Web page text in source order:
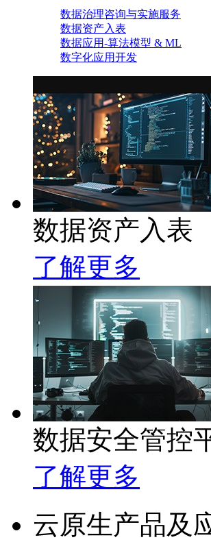
数据治理咨询与实施服务
数据资产入表
数据应用-算法模型 & ML
数字化应用开发
数据资产入表
了解更多
数据安全管控
了解更多
云原生产品及